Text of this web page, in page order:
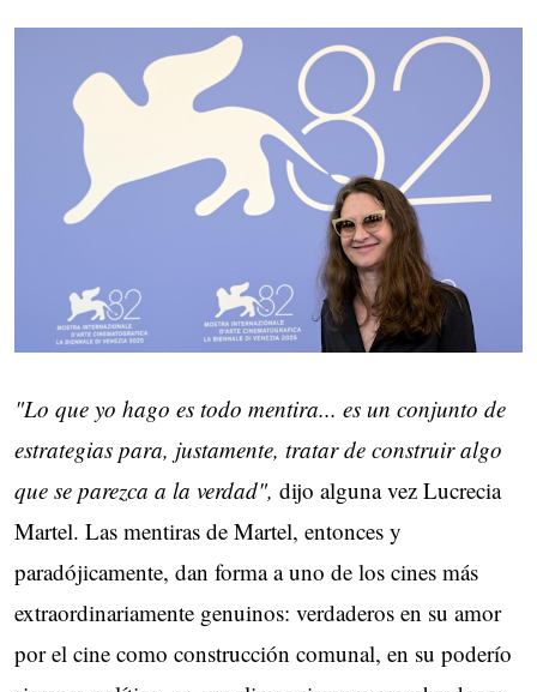
"Lo que yo hago es todo mentira... es un conjunto de
estrategias para, justamente, tratar de construir algo
que se parezca a la verdad", dijo alguna vez Lucrecia
Martel. Las mentiras de Martel, entonces y
paradójicamente, dan forma a uno de los cines más
extraordinariamente genuinos: verdaderos en su amor
por el cine como construcción comunal, en su poderío